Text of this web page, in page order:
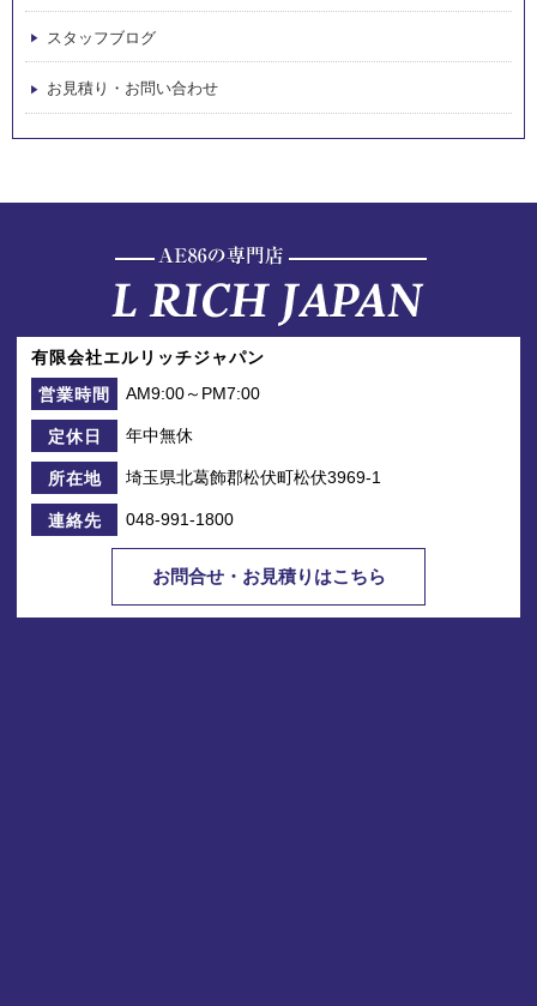
スタッフブログ
お見積り・お問い合わせ
有限会社エルリッチジャパン
営業時間
AM9:00～PM7:00
定休日 年中無休
所在地 埼玉県北葛飾郡松伏町松伏3969-1
連絡先 048-991-1800
お問合せ・お見積りはこちら